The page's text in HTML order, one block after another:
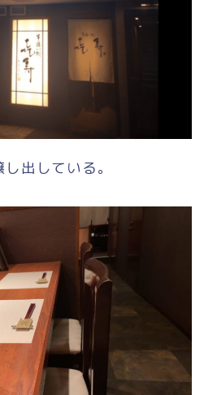
出している。